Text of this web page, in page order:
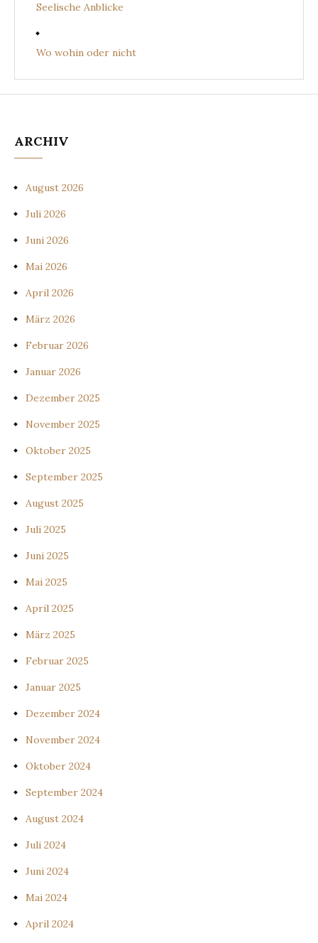
Seelische Anblicke
Wo wohin oder nicht
ARCHIV
August 2026
Juli 2026
Juni 2026
Mai 2026
April 2026
März 2026
Februar 2026
Januar 2026
Dezember 2025
November 2025
Oktober 2025
September 2025
August 2025
Juli 2025
Juni 2025
Mai 2025
April 2025
März 2025
Februar 2025
Januar 2025
Dezember 2024
November 2024
Oktober 2024
September 2024
August 2024
Juli 2024
Juni 2024
Mai 2024
April 2024